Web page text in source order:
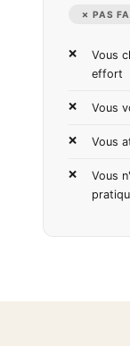
✗ PAS
Vous
effort
Vous
Vous
Vous